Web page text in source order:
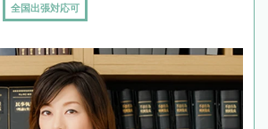
全国出張対応可